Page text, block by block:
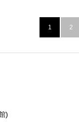
1 2
)